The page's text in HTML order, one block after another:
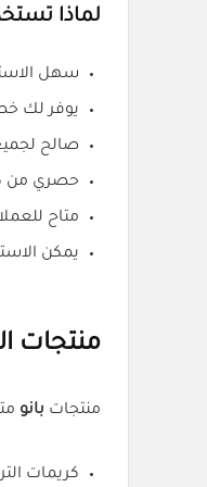
لماذا
سهل
يوفر لك خصم
صالح
حصري من
متاح
يمكن
منتجات
منتجات بانو
كريمات